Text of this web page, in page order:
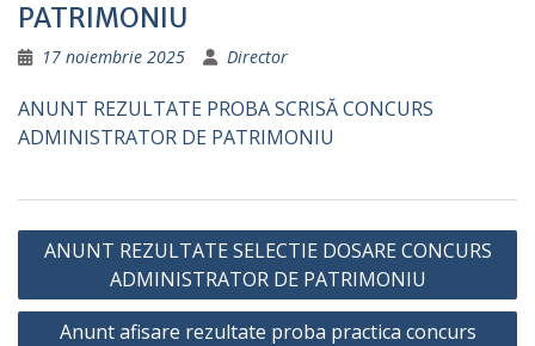
PATRIMONIU
17 noiembrie 2025 Director
ANUNT REZULTATE PROBA SCRISĂ CONCURS
ADMINISTRATOR DE PATRIMONIU
Navigare
articole
ANUNT REZULTATE SELECTIE DOSARE CONCURS
ADMINISTRATOR DE PATRIMONIU
Anunt afisare rezultate proba practica concurs